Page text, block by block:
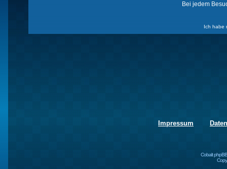
Bei jedem
Ich habe
Impressum
Cobalt